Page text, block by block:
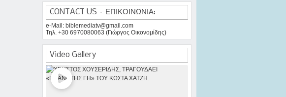
CONTACT US – ΕΠΙΚΟΙΝΩΝΙΑ:
e-Mail: biblemediatv@gmail.com
Τηλ. +30 6970080063 (Γιώργος Οικονομίδης)
Video Gallery